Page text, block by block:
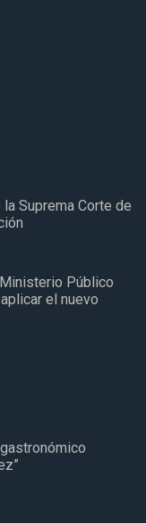
Suprema Corte de
Público
el nuevo